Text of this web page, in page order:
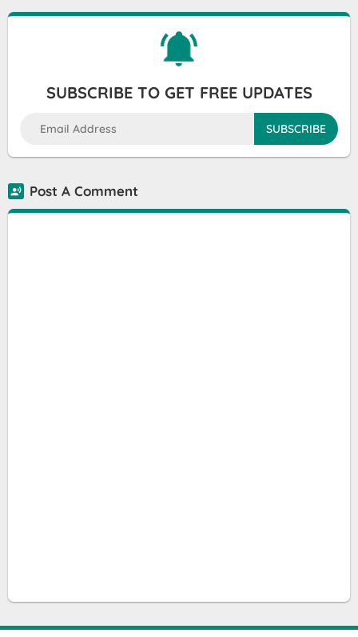
SUBSCRIBE TO GET FREE UPDATES
Post A Comment